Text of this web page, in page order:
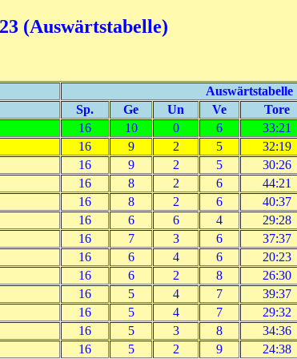
(Auswärtstabelle)
Auswärtstabelle
Sp. Ge Un Ve Tore
16 10 0 6 33:21
16 9 2 5 32:19
16 9 2 5 30:26
16 8 2 6 44:21
16 8 2 6 40:37
16 6 6 4 29:28
16 7 3 6 37:37
16 6 4 6 20:23
16 6 2 8 26:30
16 5 4 7 39:37
16 5 4 7 29:32
16 5 3 8 34:36
16 5 2 9 24:38